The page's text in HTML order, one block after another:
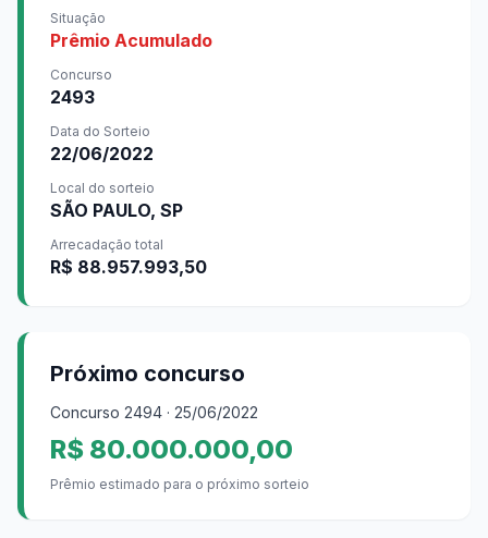
Situação
Prêmio Acumulado
Concurso
2493
Data do Sorteio
22/06/2022
Local do sorteio
SÃO PAULO, SP
Arrecadação total
R$ 88.957.993,50
Próximo concurso
Concurso 2494 · 25/06/2022
R$ 80.000.000,00
Prêmio estimado para o próximo sorteio